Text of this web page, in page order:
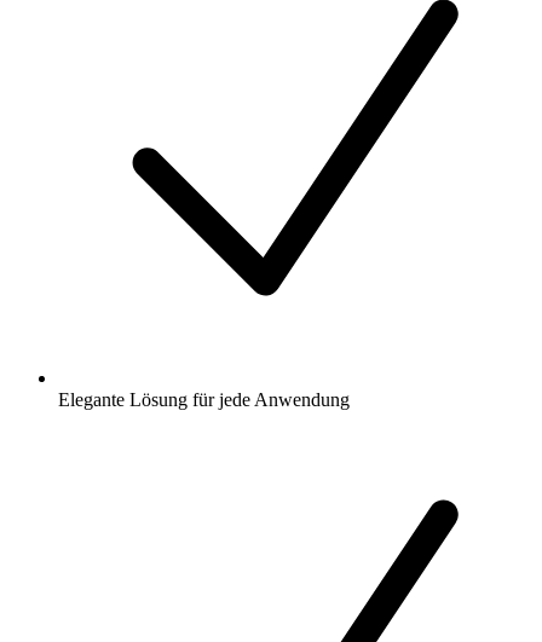
Elegante Lösung für jede Anwendung